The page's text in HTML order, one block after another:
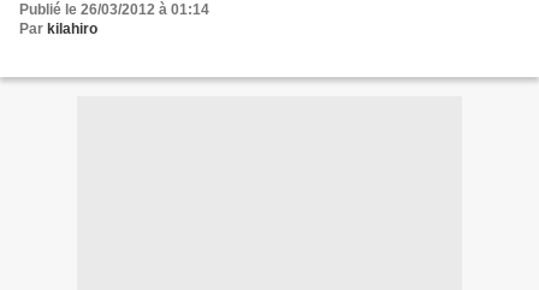
Publié le 26/03/2012 à 01:14
Par kilahiro